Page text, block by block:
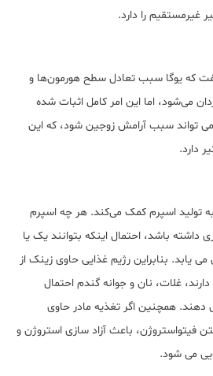
غیرمستقیم را دارد.
گفت که یوگا سبب تعادل سطح هورمون‌ها و
می‌شود، اما این امر کامل اثبات شده
می تواند سبب آرامش زوجین شود، که این
دارد.
تولید اسپرم کمک می‌کند. هر چه اسپرم
باشد، احتمال اینکه بتوانند یک یا
یابد. بنابراین رژیم غذایی حاوی زینک از
غلات، نان و جوانه گندم احتمال
دهند. همچنین اگر تغذیه مادر حاوی
فیتواستروژن، باعث آزاد سازی استروژن و
می شود.